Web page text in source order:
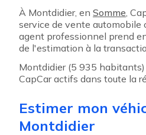
À Montdidier, en Somme,
service de vente automobile
agent professionnel prend
de l'estimation à la
Montdidier (5 935
CapCar actifs dans toute la
Estimer mon
Montdidier